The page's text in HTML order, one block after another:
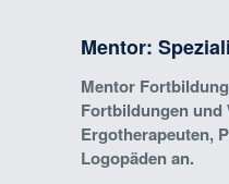
Mentor:
Mentor
Fortbildungen
Ergotherapeuten,
Logopäden an.